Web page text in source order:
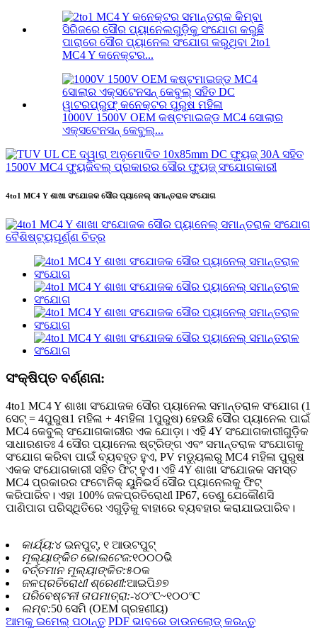
ପାରାରେ ସୌର ପ୍ୟାନେଲ ସଂଯୋଗ କରୁଥିବା 2to1
MC4 Y କନେକ୍ଟର...
1000V 1500V OEM କଷ୍ଟମାଇଜ୍ଡ MC4 ସୋଲାର
ଏକ୍ସଟେନସନ୍ କେବୁଲ୍...
4to1 MC4 Y ଶାଖା ସଂଯୋଜକ ସୌର ପ୍ୟାନେଲ୍ ସମାନ୍ତରାଳ ସଂଯୋଗ
ସଂକ୍ଷିପ୍ତ ବର୍ଣ୍ଣନା:
4to1 MC4 Y ଶାଖା ସଂଯୋଜକ ସୌର ପ୍ୟାନେଲ ସମାନ୍ତରାଳ ସଂଯୋଗ (1
ସେଟ୍ = 4ପୁରୁଷ1 ମହିଳା + 4ମହିଳା 1ପୁରୁଷ) ହେଉଛି ସୌର ପ୍ୟାନେଲ ପାଇଁ
MC4 କେବୁଲ୍ ସଂଯୋଗକାରୀର ଏକ ଯୋଡ଼ା। ଏହି 4Y ସଂଯୋଗକାରୀଗୁଡ଼ିକ
ସାଧାରଣତଃ 4 ସୌର ପ୍ୟାନେଲ ଷ୍ଟ୍ରିଙ୍ଗ ଏବଂ ସମାନ୍ତରାଳ ସଂଯୋଗକୁ
ସଂଯୋଗ କରିବା ପାଇଁ ବ୍ୟବହୃତ ହୁଏ, PV ମଡ୍ୟୁଲରୁ MC4 ମହିଳା ପୁରୁଷ
ଏକକ ସଂଯୋଗକାରୀ ସହିତ ଫିଟ୍ ହୁଏ। ଏହି 4Y ଶାଖା ସଂଯୋଜକ ସମସ୍ତ
MC4 ପ୍ରକାରର ଫଟୋନିକ୍ ୟୁନିଭର୍ସ ସୌର ପ୍ୟାନେଲକୁ ଫିଟ୍
କରିପାରିବ। ଏହା 100% ଜଳପ୍ରତିରୋଧୀ IP67, ତେଣୁ ଯେକୌଣସି
ପାଣିପାଗ ପରିସ୍ଥିତିରେ ଏଗୁଡ଼ିକୁ ବାହାରେ ବ୍ୟବହାର କରାଯାଇପାରିବ।
କାର୍ଯ୍ୟ:୪ ଇନପୁଟ୍, ୧ ଆଉଟପୁଟ୍
ମୂଲ୍ୟାଙ୍କିତ ଭୋଲଟେଜ:୧୦୦୦ଭି
ବର୍ତ୍ତମାନ ମୂଲ୍ୟାଙ୍କିତ:୫୦କ
ଜଳପ୍ରତିରୋଧୀ ଶ୍ରେଣୀ:ଆଇପି୬୭
ପରିବେଷ୍ଟନୀ ତାପମାତ୍ରା:-୪୦℃~୧୦୦℃
ଲମ୍ବ:50 ସେମି (OEM ଗ୍ରହଣୀୟ)
ଆମକୁ ଇମେଲ୍ ପଠାନ୍ତୁ PDF ଭାବରେ ଡାଉନଲୋଡ୍ କରନ୍ତୁ